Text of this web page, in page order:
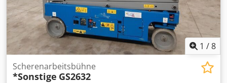
1 /8
Scherenarbeitsbühne
*Sonstige GS2632